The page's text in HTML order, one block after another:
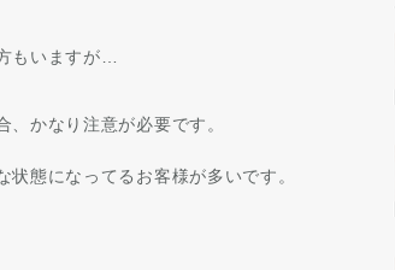
もいますが…
かなり注意が必要です。
態になってるお客様が多いです。